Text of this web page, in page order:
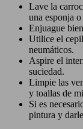
Lave la
una esponja
Enjuague
Utilice el
neumáticos.
Aspire el
suciedad.
Limpie las
y toallas de
Si es
pintura y